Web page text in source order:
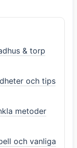
& torp
och tips
metoder
och vanliga